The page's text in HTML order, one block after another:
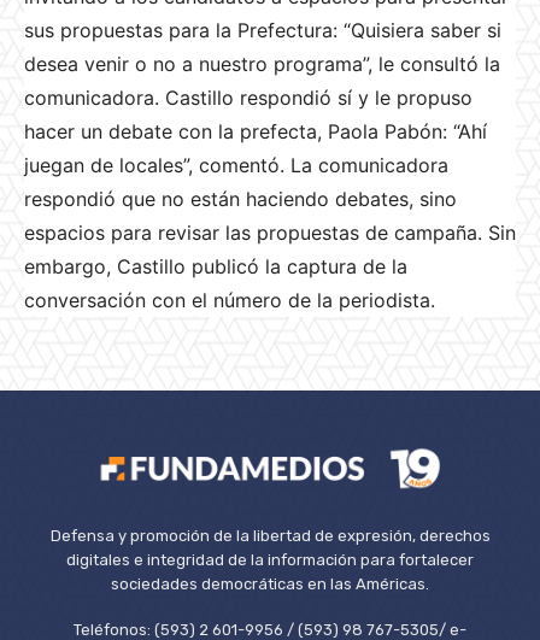
sus propuestas para la Prefectura: “Quisiera saber si
desea venir o no a nuestro programa”, le consultó la
comunicadora. Castillo respondió sí y le propuso
hacer un debate con la prefecta, Paola Pabón: “Ahí
juegan de locales”, comentó. La comunicadora
respondió que no están haciendo debates, sino
espacios para revisar las propuestas de campaña. Sin
embargo, Castillo publicó la captura de la
conversación con el número de la periodista.
Defensa y promoción de la libertad de expresión, derechos
digitales e integridad de la información para fortalecer
sociedades democráticas en las Américas.
Teléfonos: (593) 2 601-9956 / (593) 98 767-5305/ e-